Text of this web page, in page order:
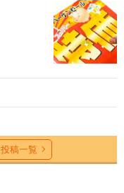
投稿一覧